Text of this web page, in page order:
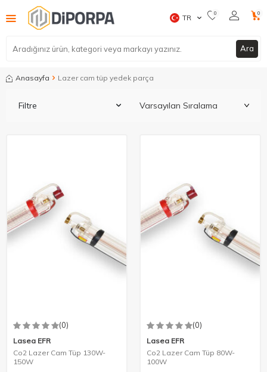
Ara
TR 0 0
Anasayfa Lazer cam tüp yedek parça
Filtre
(0)
Lasea EFR
Co2 Lazer Cam Tüp 130W-
150W
(0)
Lasea EFR
Co2 Lazer Cam Tüp 80W-
100W